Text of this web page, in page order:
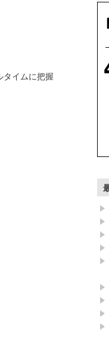
イムに把握